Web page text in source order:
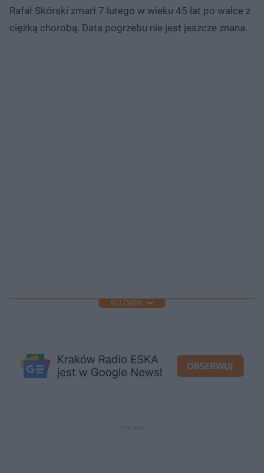
Rafał Skórski zmarł 7 lutego w wieku 45 lat po walce z
ciężką chorobą. Data pogrzebu nie jest jeszcze znana.
ROZWIŃ